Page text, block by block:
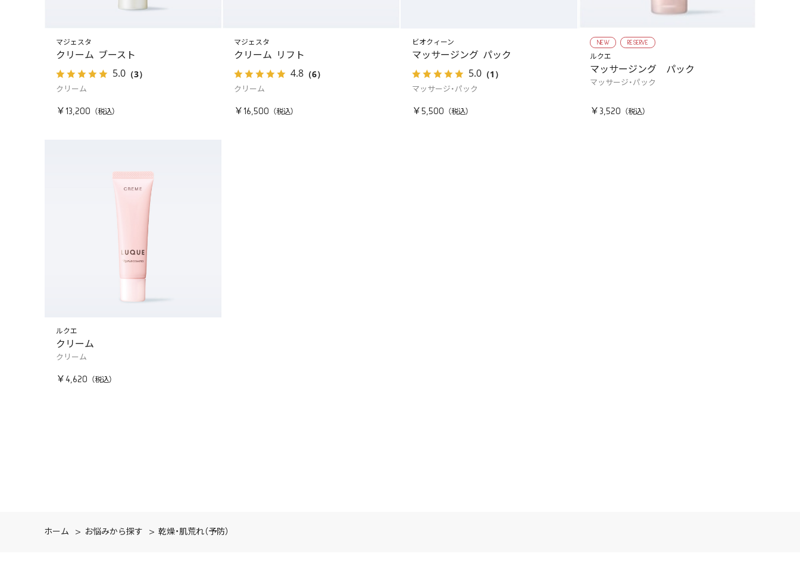
マジェスタ
クリーム ブースト
5.0（3）
クリーム
￥13,200
マジェスタ
クリーム リフト
4.8（6）
クリーム
￥16,500
ビオクィーン
マッサージング パック
5.0（1）
マッサージ・パック
￥5,500
NEW RESERVE
ルクエ
マッサージング パック
マッサージ・パック
￥3,520
ルクエ
クリーム
クリーム
￥4,620
ホーム > お悩みから探す > 乾燥・肌荒れ（予防）